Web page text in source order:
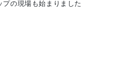
の現場も始まりました